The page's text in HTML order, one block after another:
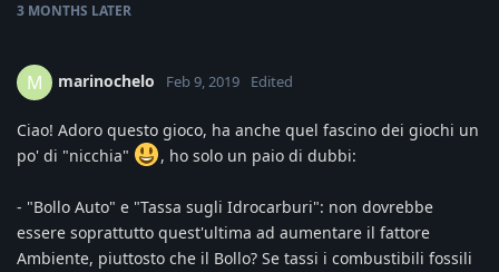
3 MONTHS LATER
M marinochelo Feb 9, 2019 Edited
Ciao! Adoro questo gioco, ha anche quel fascino dei giochi un
po' di "nicchia"
, ho solo un paio di dubbi:
- "Bollo Auto" e "Tassa sugli Idrocarburi": non dovrebbe
essere soprattutto quest'ultima ad aumentare il fattore
Ambiente, piuttosto che il Bollo? Se tassi i combustibili fossili